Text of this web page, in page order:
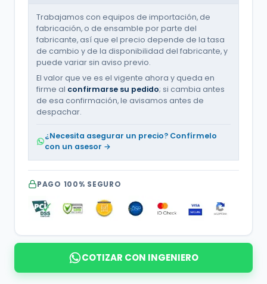
Trabajamos con equipos de importación, de
fabricación, o de ensamble por parte del
fabricante, así que el precio depende de la tasa
de cambio y de la disponibilidad del fabricante, y
puede variar sin aviso previo.
El valor que ve es el vigente ahora y queda en
firme al confirmarse su pedido; si cambia antes
de esa confirmación, le avisamos antes de
despachar.
¿Necesita asegurar un precio? Confírmelo
con un asesor →
PAGO 100% SEGURO
COTIZAR CON INGENIERO